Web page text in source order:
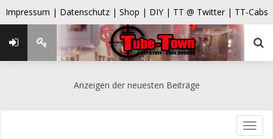
Impressum | Datenschutz | Shop | DIY | TT @ Twitter | TT-Cabs
Anzeigen der neuesten Beiträge